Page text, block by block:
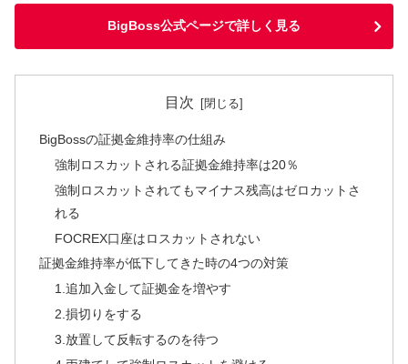
BigBoss公式ページで詳しく見る
目次
BigBossの証拠金維持率の仕組み
強制ロスカットされる証拠金維持率は20％
強制ロスカットされてもマイナス残高はゼロカットさ
れる
FOCREX口座はロスカットされない
証拠金維持率が低下してきた時の4つの対策
1.追加入金して証拠金を増やす
2.損切りをする
3.放置して反転するのを待つ